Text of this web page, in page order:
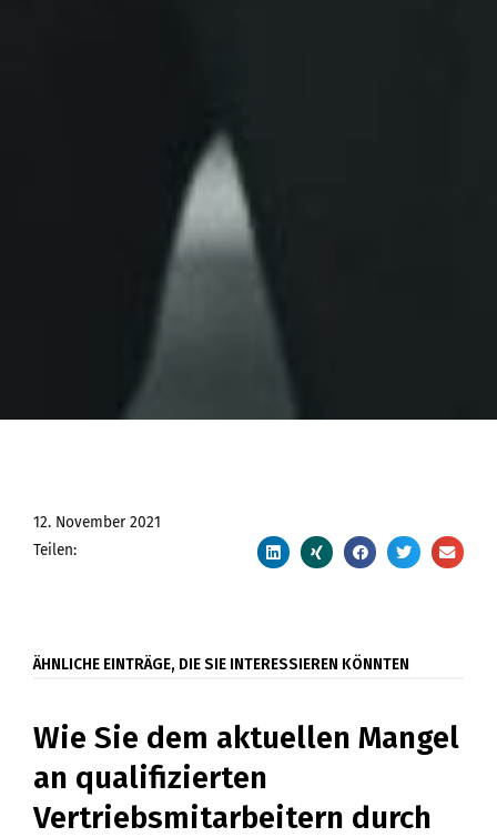
12. November 2021
Teilen:
ÄHNLICHE EINTRÄGE, DIE SIE INTERESSIEREN KÖNNTEN
Wie Sie dem aktuellen Mangel
an qualifizierten
Vertriebsmitarbeitern durch